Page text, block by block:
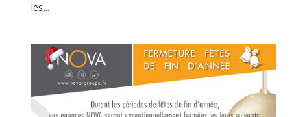
les...